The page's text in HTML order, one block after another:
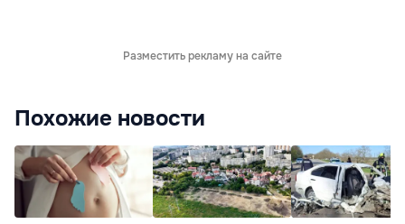
Разместить рекламу на сайте
Похожие новости